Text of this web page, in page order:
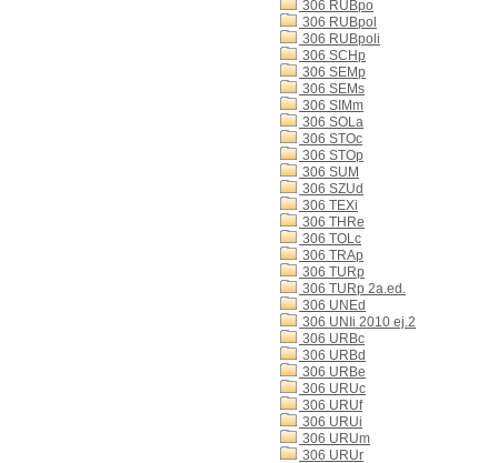
306 RUBpo
306 RUBpol
306 RUBpoli
306 SCHp
306 SEMp
306 SEMs
306 SIMm
306 SOLa
306 STOc
306 STOp
306 SUM
306 SZUd
306 TEXi
306 THRe
306 TOLc
306 TRAp
306 TURp
306 TURp 2a.ed.
306 UNEd
306 UNIi 2010 ej.2
306 URBc
306 URBd
306 URBe
306 URUc
306 URUf
306 URUi
306 URUm
306 URUr